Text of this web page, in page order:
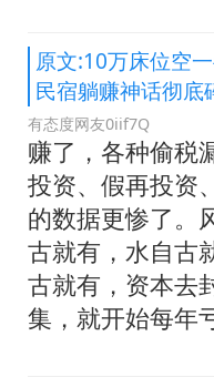
原文:10万床位空
民宿躺赚神话彻底
有态度网友0iif7Q
赚了，各种偷税
投资、假再投资
的数据更惨了。
古就有，水自古
古就有，资本去
集，就开始每年